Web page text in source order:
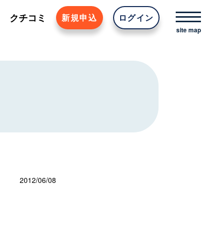
クチコミ 新規申込 ログイン
2012/06/08